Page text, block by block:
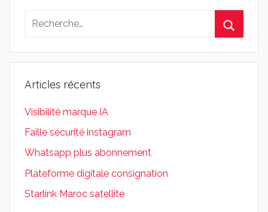
Recherche
:
Articles récents
Visibilité marque IA
Faille sécurité instagram
Whatsapp plus abonnement
Plateforme digitale consignation
Starlink Maroc satellite